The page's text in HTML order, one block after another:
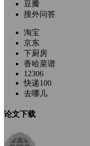
豆瓣
搜外问答
淘宝
京东
下厨房
香哈菜谱
12306
快递100
去哪儿
论文下载